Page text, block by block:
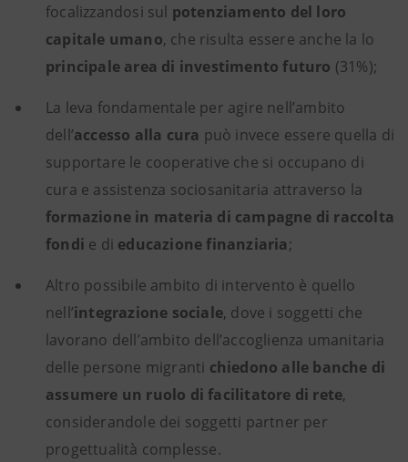
focalizzandosi sul potenziamento del loro
capitale umano, che risulta essere anche la lo
principale area di investimento futuro (31%);
La leva fondamentale per agire nell’ambito
dell’accesso alla cura può invece essere quella di
supportare le cooperative che si occupano di
cura e assistenza sociosanitaria attraverso la
formazione in materia di campagne di raccolta
fondi e di educazione finanziaria;
Altro possibile ambito di intervento è quello
nell’integrazione sociale, dove i soggetti che
lavorano dell’ambito dell’accoglienza umanitaria
delle persone migranti chiedono alle banche di
assumere un ruolo di facilitatore di rete,
considerandole dei soggetti partner per
progettualità complesse.